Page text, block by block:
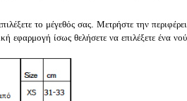
το μέγεθός σας. Μετρήστε την
εφαρμογή ίσως θελήσετε να επιλέξετε ένα